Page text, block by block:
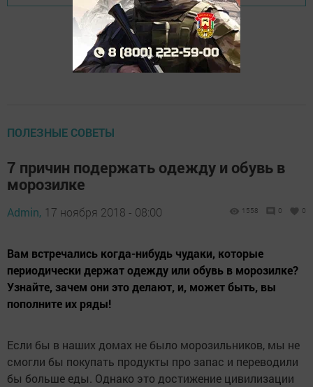
ПОЛЕЗНЫЕ СОВЕТЫ
7 причин подержать одежду и обувь в
морозилке
Admin, 17 ноября 2018 - 08:00 1558 0 0
Вам встречались когда-нибудь чудаки, которые
периодически держат одежду или обувь в морозилке?
Узнайте, зачем они это делают, и, может быть, вы
пополните их ряды!
Если бы в наших домах не было морозильников, мы не
смогли бы покупать продукты про запас и переводили
бы больше еды. Однако это достижение цивилизации